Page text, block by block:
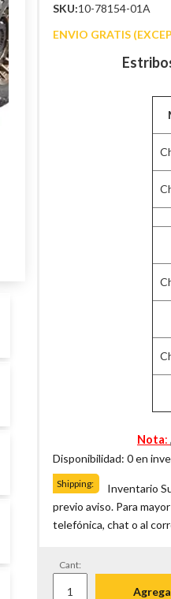
SKU:10-78154-01A
ENVIO GRATIS
Nota:
Disponibilidad: 0 en
Shipping:
Inventario
previo aviso. Para
telefónica, chat o al
Cant: